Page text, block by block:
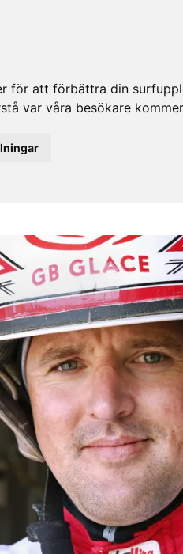
för att förbättra din
var våra besökare